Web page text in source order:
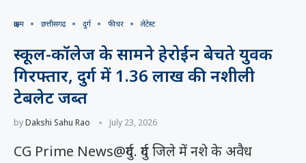
क्राइम छत्तीसगढ़ दुर्ग फीचर लेटेस्ट
स्कूल-कॉलेज के सामने हेरोईन बेचते युवक
गिरफ्तार, दुर्ग में 1.36 लाख की नशीली
टेबलेट जब्त
byDakshi Sahu Rao July 23, 2026
CG Prime News@दुर्ग. दुर्ग जिले में नशे के अवैध